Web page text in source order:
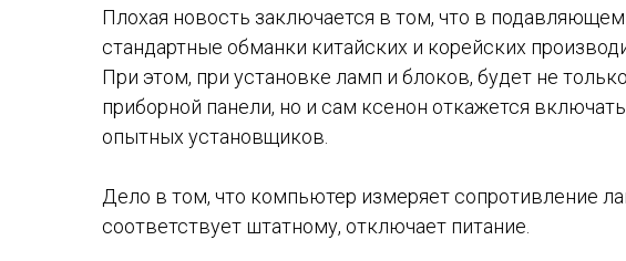
Плохая новость заключается в том, что в
стандартные обманки китайских и корейских
При этом, при установке ламп и блоков, будет не
приборной панели, но и сам ксенон откажется
опытных установщиков.
Дело в том, что компьютер измеряет сопротивление
соответствует штатному, отключает питание.